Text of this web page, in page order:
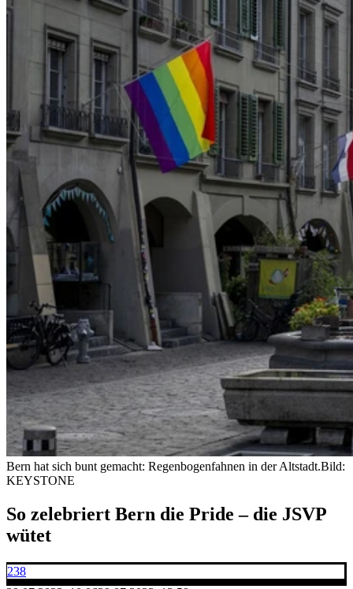
Bern hat sich bunt gemacht: Regenbogenfahnen in der Altstadt.Bild:
KEYSTONE
So zelebriert Bern die Pride – die JSVP
wütet
238